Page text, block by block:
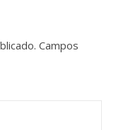
Campos